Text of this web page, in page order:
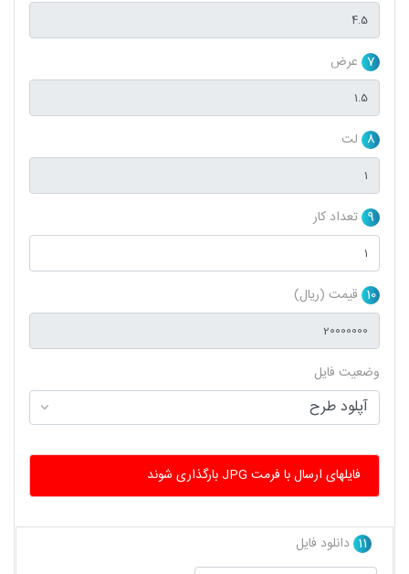
7 عرض
8 لت
9 تعداد کار
10 قیمت (ریال)
وضعیت فایل
فایلهای ارسال با فرمت JPG بارگذاری شوند
11 دانلود فایل